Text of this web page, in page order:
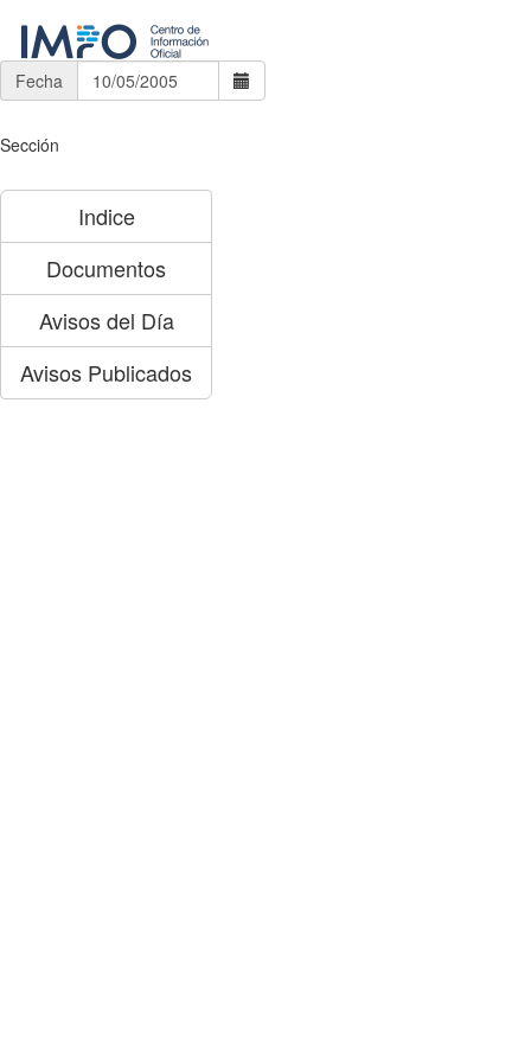
Fecha
Sección
Indice
Documentos
Avisos del Día
Avisos Publicados